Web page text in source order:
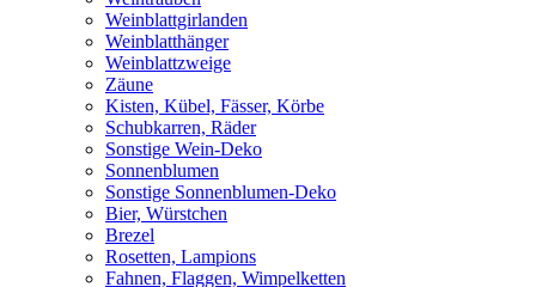
Weinblattgirlanden
Weinblatthänger
Weinblattzweige
Zäune
Kisten, Kübel, Fässer, Körbe
Schubkarren, Räder
Sonstige Wein-Deko
Sonnenblumen
Sonstige Sonnenblumen-Deko
Bier, Würstchen
Brezel
Rosetten, Lampions
Fahnen, Flaggen, Wimpelketten